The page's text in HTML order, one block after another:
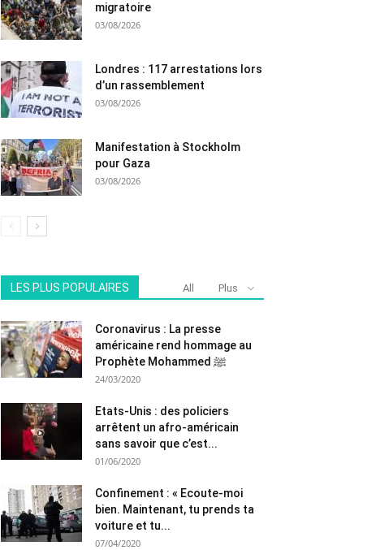
migratoire
03/08/2026
Londres : 117 arrestations lors
d’un rassemblement
03/08/2026
Manifestation à Stockholm
pour Gaza
03/08/2026
LES PLUS POPULAIRES All Plus
Coronavirus : La presse
américaine rend hommage au
Prophète Mohammed ﷺ
24/03/2020
Etats-Unis : des policiers
arrêtent un afro-américain
sans savoir que c’est...
01/06/2020
Confinement : « Ecoute-moi
bien. Maintenant, tu prends ta
voiture et tu...
07/04/2020